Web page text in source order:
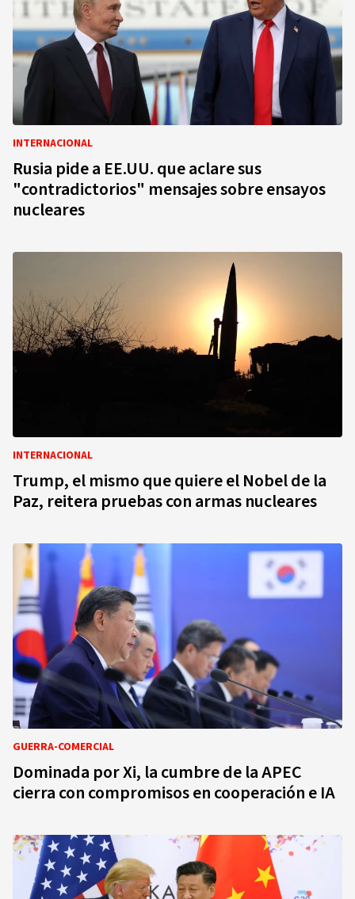
INTERNACIONAL
Rusia pide a EE.UU. que aclare sus
"contradictorios" mensajes sobre ensayos
nucleares
INTERNACIONAL
Trump, el mismo que quiere el Nobel de la
Paz, reitera pruebas con armas nucleares
GUERRA-COMERCIAL
Dominada por Xi, la cumbre de la APEC
cierra con compromisos en cooperación e IA